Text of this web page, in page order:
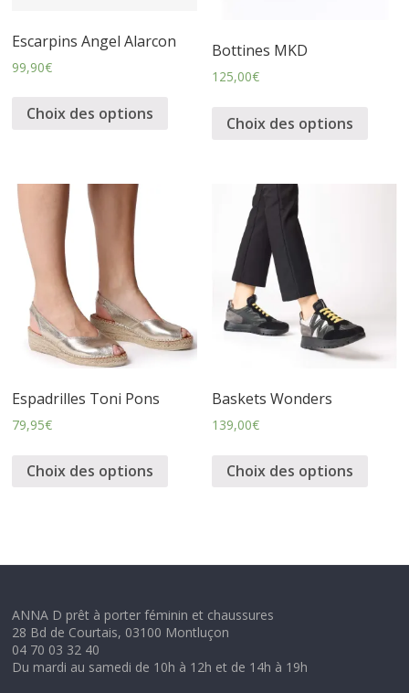
r
e
Escarpins Angel Alarcon
99,90€
Choix des options
Bottines MKD
125,00€
Choix des options
Espadrilles Toni Pons
79,95€
Choix des options
Baskets Wonders
139,00€
Choix des options
ANNA D prêt à porter féminin et chaussures
28 Bd de Courtais, 03100 Montluçon
04 70 03 32 40
Du mardi au samedi de 10h à 12h et de 14h à 19h